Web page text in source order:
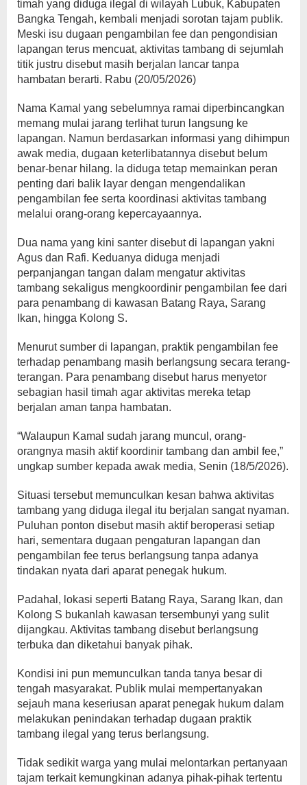
timah yang diduga ilegal di wilayah Lubuk, Kabupaten
Bangka Tengah, kembali menjadi sorotan tajam publik.
Meski isu dugaan pengambilan fee dan pengondisian
lapangan terus mencuat, aktivitas tambang di sejumlah
titik justru disebut masih berjalan lancar tanpa
hambatan berarti. Rabu (20/05/2026)
Nama Kamal yang sebelumnya ramai diperbincangkan
memang mulai jarang terlihat turun langsung ke
lapangan. Namun berdasarkan informasi yang dihimpun
awak media, dugaan keterlibatannya disebut belum
benar-benar hilang. Ia diduga tetap memainkan peran
penting dari balik layar dengan mengendalikan
pengambilan fee serta koordinasi aktivitas tambang
melalui orang-orang kepercayaannya.
Dua nama yang kini santer disebut di lapangan yakni
Agus dan Rafi. Keduanya diduga menjadi
perpanjangan tangan dalam mengatur aktivitas
tambang sekaligus mengkoordinir pengambilan fee dari
para penambang di kawasan Batang Raya, Sarang
Ikan, hingga Kolong S.
Menurut sumber di lapangan, praktik pengambilan fee
terhadap penambang masih berlangsung secara terang-
terangan. Para penambang disebut harus menyetor
sebagian hasil timah agar aktivitas mereka tetap
berjalan aman tanpa hambatan.
“Walaupun Kamal sudah jarang muncul, orang-
orangnya masih aktif koordinir tambang dan ambil fee,”
ungkap sumber kepada awak media, Senin (18/5/2026).
Situasi tersebut memunculkan kesan bahwa aktivitas
tambang yang diduga ilegal itu berjalan sangat nyaman.
Puluhan ponton disebut masih aktif beroperasi setiap
hari, sementara dugaan pengaturan lapangan dan
pengambilan fee terus berlangsung tanpa adanya
tindakan nyata dari aparat penegak hukum.
Padahal, lokasi seperti Batang Raya, Sarang Ikan, dan
Kolong S bukanlah kawasan tersembunyi yang sulit
dijangkau. Aktivitas tambang disebut berlangsung
terbuka dan diketahui banyak pihak.
Kondisi ini pun memunculkan tanda tanya besar di
tengah masyarakat. Publik mulai mempertanyakan
sejauh mana keseriusan aparat penegak hukum dalam
melakukan penindakan terhadap dugaan praktik
tambang ilegal yang terus berlangsung.
Tidak sedikit warga yang mulai melontarkan pertanyaan
tajam terkait kemungkinan adanya pihak-pihak tertentu